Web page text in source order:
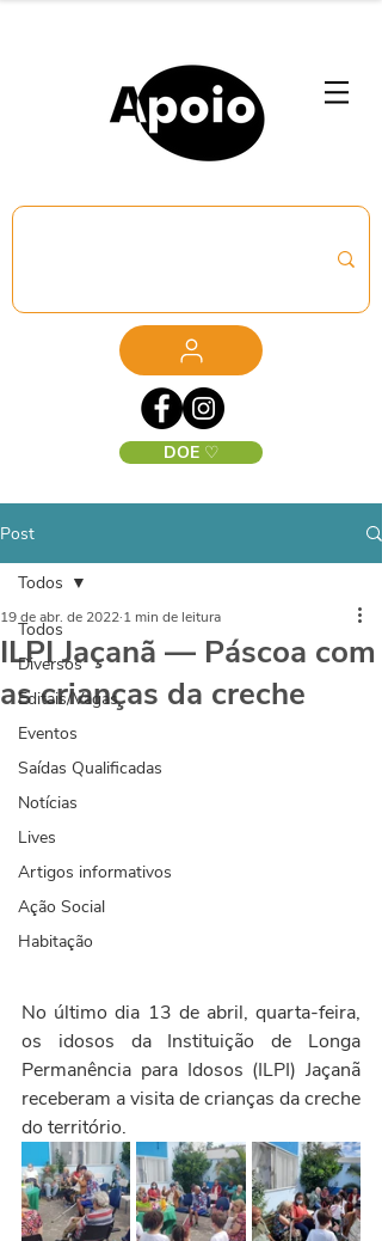
DOE ♡
Post
Todos
Diversos
Editais/Vagas
Eventos
Saídas Qualificadas
Notícias
Lives
Artigos informativos
Ação Social
Habitação
Todos
ILPI Jaçanã — Páscoa com
as crianças da creche
19 de abr. de 2022 1 min de leitura
No último dia 13 de abril, quarta-feira,
os idosos da Instituição de Longa
Permanência para Idosos (ILPI) Jaçanã
receberam a visita de crianças da creche
do território.